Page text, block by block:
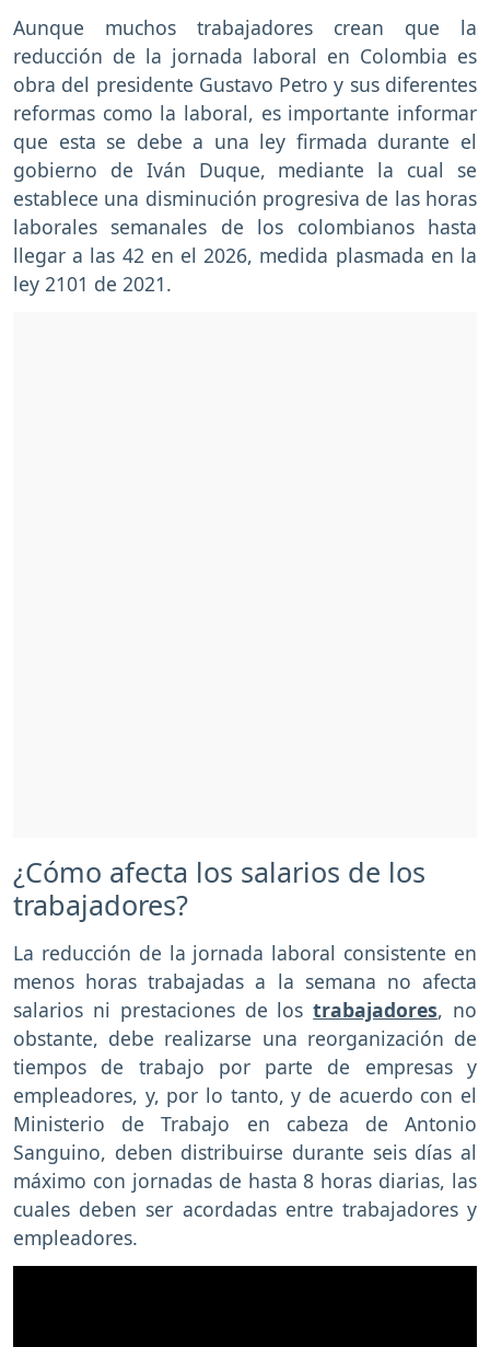
Aunque muchos trabajadores crean que la
reducción de la jornada laboral en Colombia es
obra del presidente Gustavo Petro y sus diferentes
reformas como la laboral, es importante informar
que esta se debe a una ley firmada durante el
gobierno de Iván Duque, mediante la cual se
establece una disminución progresiva de las horas
laborales semanales de los colombianos hasta
llegar a las 42 en el 2026, medida plasmada en la
ley 2101 de 2021.
¿Cómo afecta los salarios de los
trabajadores?
La reducción de la jornada laboral consistente en
menos horas trabajadas a la semana no afecta
salarios ni prestaciones de lostrabajadores, no
obstante, debe realizarse una reorganización de
tiempos de trabajo por parte de empresas y
empleadores, y, por lo tanto, y de acuerdo con el
Ministerio de Trabajo en cabeza de Antonio
Sanguino, deben distribuirse durante seis días al
máximo con jornadas de hasta 8 horas diarias, las
cuales deben ser acordadas entre trabajadores y
empleadores.